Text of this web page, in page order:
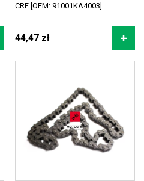
CRF [OEM: 91001KA4003]
44,47 zł